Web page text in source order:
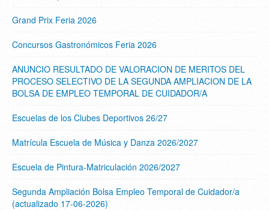
Grand Prix Feria 2026
Concursos Gastronómicos Feria 2026
ANUNCIO RESULTADO DE VALORACION DE MERITOS DEL
PROCESO SELECTIVO DE LA SEGUNDA AMPLIACION DE LA
BOLSA DE EMPLEO TEMPORAL DE CUIDADOR/A
Escuelas de los Clubes Deportivos 26/27
Matrícula Escuela de Música y Danza 2026/2027
Escuela de Pintura-Matriculación 2026/2027
Segunda Ampliación Bolsa Empleo Temporal de Cuidador/a
(actualizado 17-06-2026)